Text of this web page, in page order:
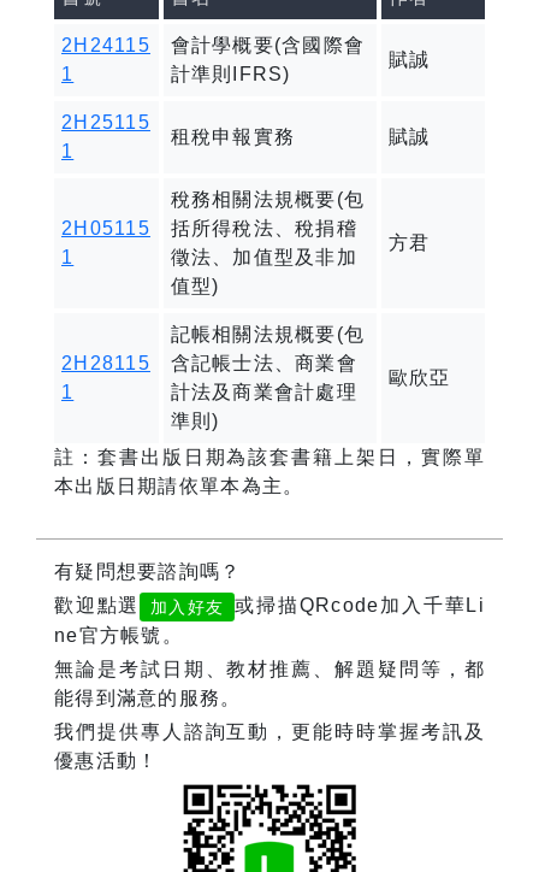
2H24115
1
會計學概要(含國際會
計準則IFRS)
賦誠
2H25115
1
租稅申報實務 賦誠
2H05115
1
稅務相關法規概要(包
括所得稅法、稅捐稽
徵法、加值型及非加
值型)
方君
2H28115
1
記帳相關法規概要(包
含記帳士法、商業會
計法及商業會計處理
準則)
歐欣亞
註：套書出版日期為該套書籍上架日，實際單
本出版日期請依單本為主。
有疑問想要諮詢嗎？
歡迎點選
加入好友
或掃描QRcode加入千華Li
ne官方帳號。
無論是考試日期、教材推薦、解題疑問等，都
能得到滿意的服務。
我們提供專人諮詢互動，更能時時掌握考訊及
優惠活動！